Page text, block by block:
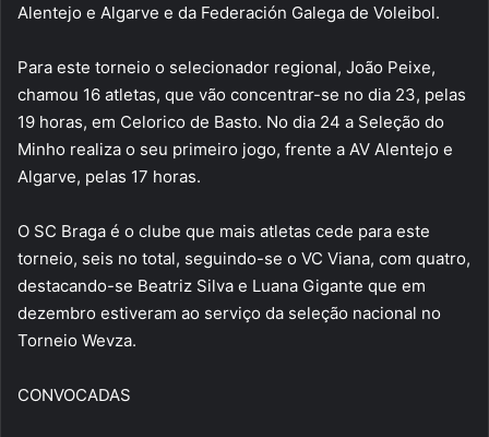
Alentejo e Algarve e da Federación Galega de Voleibol.
Para este torneio o selecionador regional, João Peixe,
chamou 16 atletas, que vão concentrar-se no dia 23, pelas
19 horas, em Celorico de Basto. No dia 24 a Seleção do
Minho realiza o seu primeiro jogo, frente a AV Alentejo e
Algarve, pelas 17 horas.
O SC Braga é o clube que mais atletas cede para este
torneio, seis no total, seguindo-se o VC Viana, com quatro,
destacando-se Beatriz Silva e Luana Gigante que em
dezembro estiveram ao serviço da seleção nacional no
Torneio Wevza.
CONVOCADAS